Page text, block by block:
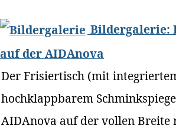
Bildergalerie:
auf der AIDAnova
Der Frisiertisch (mit
hochklappbarem
AIDAnova auf der vollen Breite